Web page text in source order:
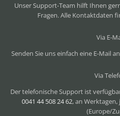
Unser Support-Team hilft Ihnen
Fragen. Alle Kontaktdaten
Via E-
Senden Sie uns einfach eine E-Mail an
Via
Der telefonische Support ist
0041 44 508 24 62, an
(Europe/